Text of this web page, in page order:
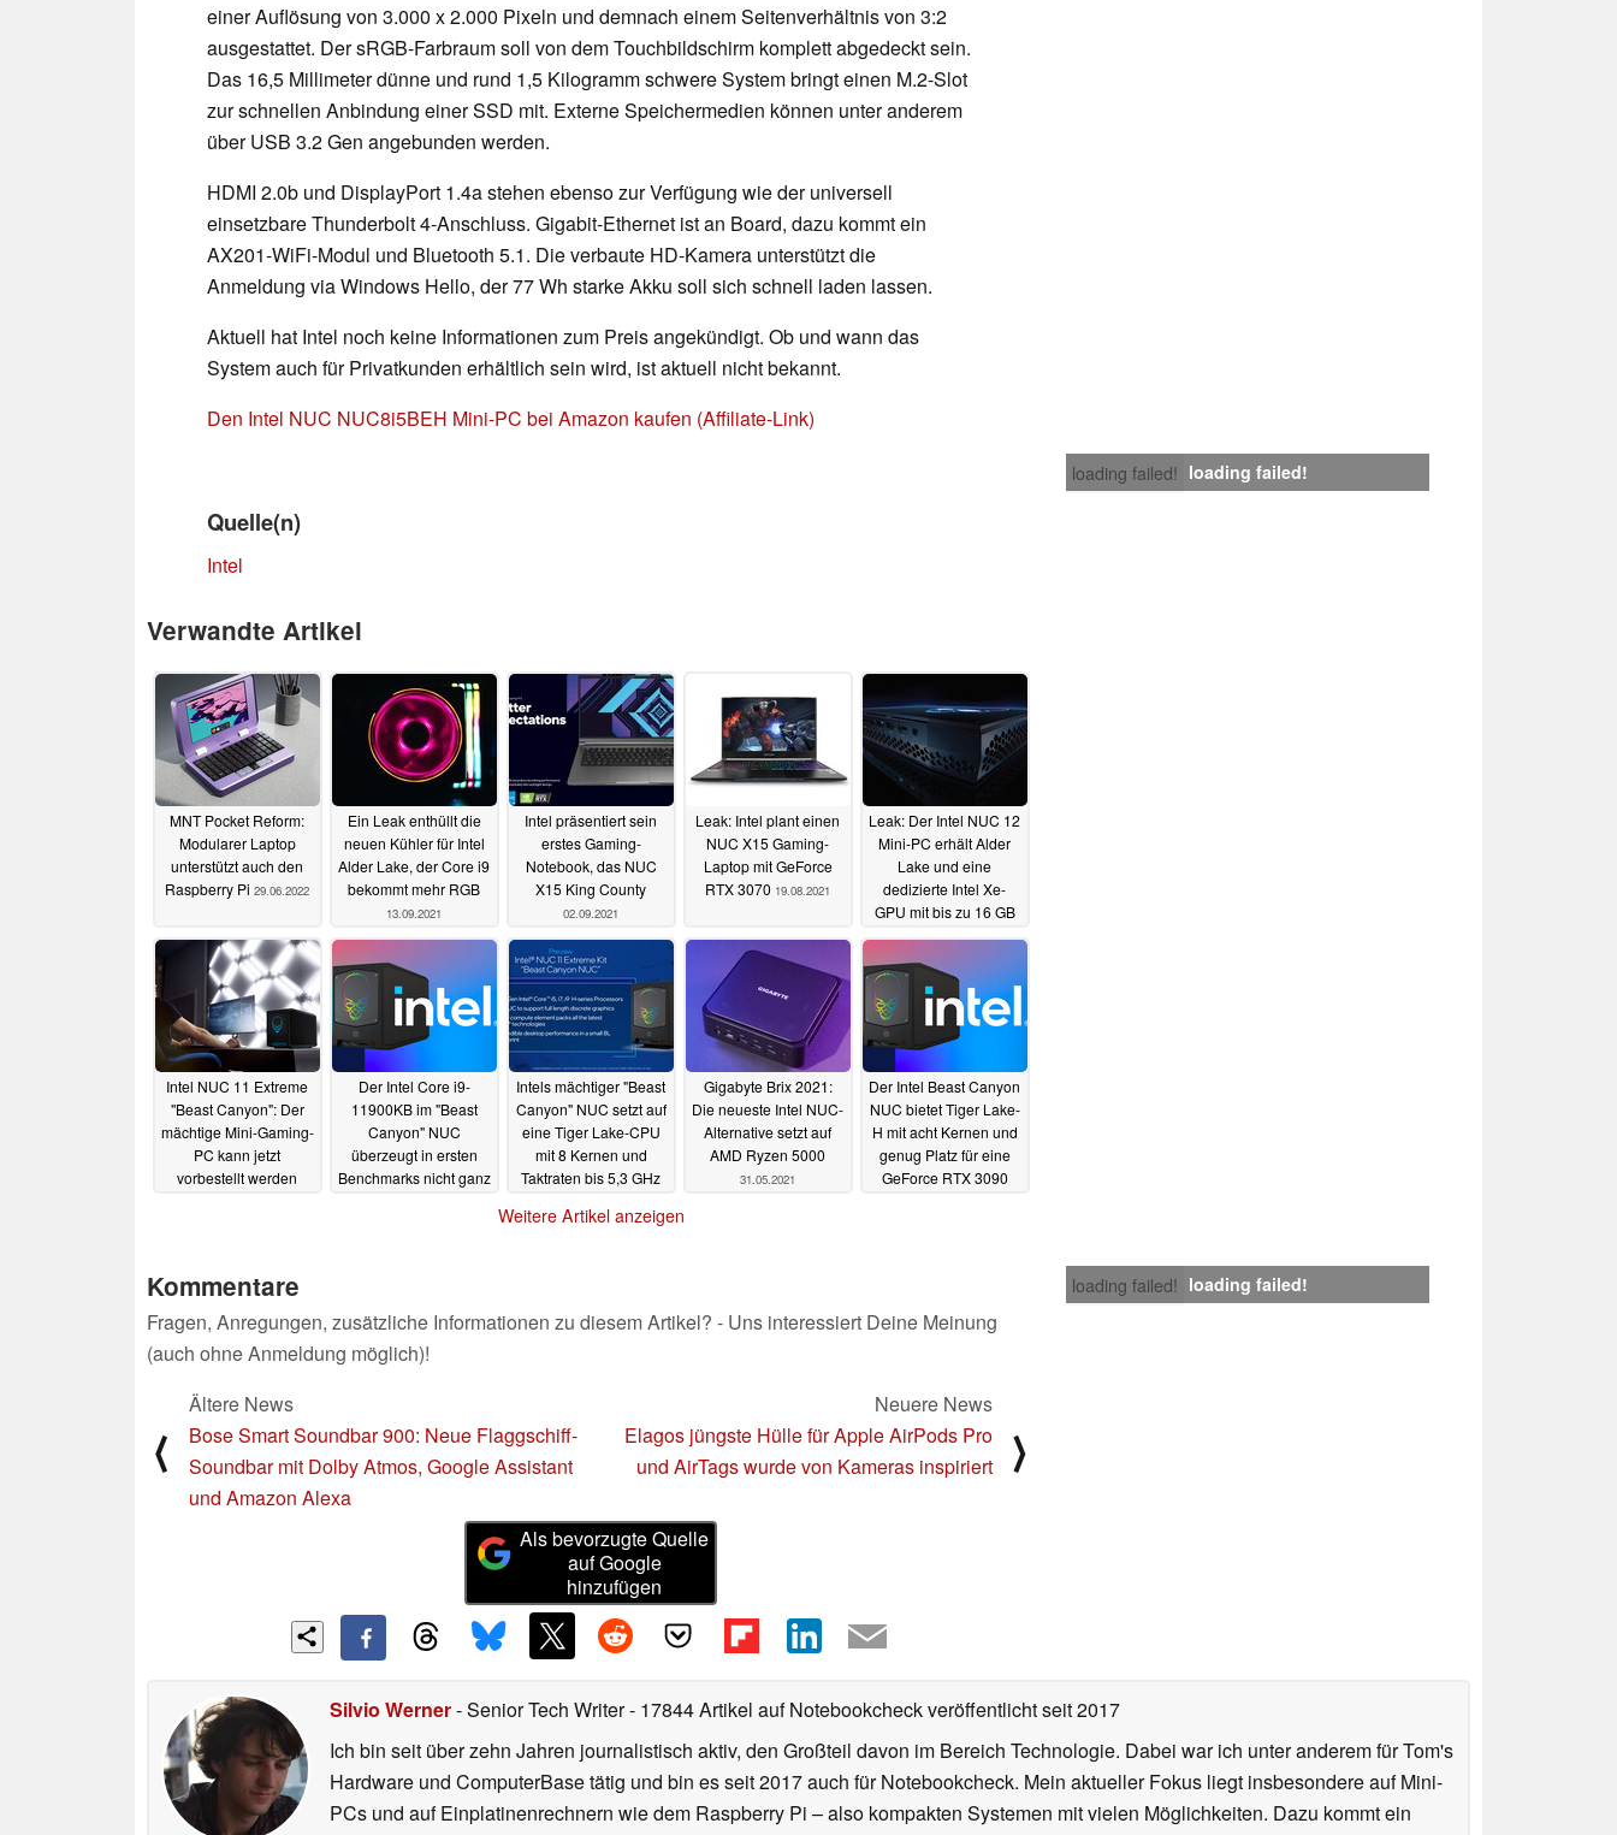
einer Auflösung von 3.000 x 2.000 Pixeln und demnach einem Seitenverhältnis von 3:2
ausgestattet. Der sRGB-Farbraum soll von dem Touchbildschirm komplett abgedeckt sein.
Das 16,5 Millimeter dünne und rund 1,5 Kilogramm schwere System bringt einen M.2-Slot
zur schnellen Anbindung einer SSD mit. Externe Speichermedien können unter anderem
über USB 3.2 Gen angebunden werden.
HDMI 2.0b und DisplayPort 1.4a stehen ebenso zur Verfügung wie der universell
einsetzbare Thunderbolt 4-Anschluss. Gigabit-Ethernet ist an Board, dazu kommt ein
AX201-WiFi-Modul und Bluetooth 5.1. Die verbaute HD-Kamera unterstützt die
Anmeldung via Windows Hello, der 77 Wh starke Akku soll sich schnell laden lassen.
Aktuell hat Intel noch keine Informationen zum Preis angekündigt. Ob und wann das
System auch für Privatkunden erhältlich sein wird, ist aktuell nicht bekannt.
Den Intel NUC NUC8i5BEH Mini-PC bei Amazon kaufen (Affiliate-Link)
loading failed! loading failed!
Quelle(n)
Intel
Verwandte Artikel
MNT Pocket Reform:
Modularer Laptop
unterstützt auch den
Raspberry Pi 29.06.2022
Ein Leak enthüllt die
neuen Kühler für Intel
Alder Lake, der Core i9
bekommt mehr RGB
13.09.2021
Intel präsentiert sein
erstes Gaming-
Notebook, das NUC
X15 King County
02.09.2021
Leak: Intel plant einen
NUC X15 Gaming-
Laptop mit GeForce
RTX 3070 19.08.2021
Leak: Der Intel NUC 12
Mini-PC erhält Alder
Lake und eine
dedizierte Intel Xe-
GPU mit bis zu 16 GB
07.08.2021
Intel NUC 11 Extreme
"Beast Canyon": Der
mächtige Mini-Gaming-
PC kann jetzt
vorbestellt werden
Der Intel Core i9-
11900KB im "Beast
Canyon" NUC
überzeugt in ersten
Benchmarks nicht ganz
Intels mächtiger "Beast
Canyon" NUC setzt auf
eine Tiger Lake-CPU
mit 8 Kernen und
Taktraten bis 5,3 GHz
Gigabyte Brix 2021:
Die neueste Intel NUC-
Alternative setzt auf
AMD Ryzen 5000
31.05.2021
Der Intel Beast Canyon
NUC bietet Tiger Lake-
H mit acht Kernen und
genug Platz für eine
GeForce RTX 3090
Weitere Artikel anzeigen
loading failed! loading failed!
Kommentare
Fragen, Anregungen, zusätzliche Informationen zu diesem Artikel? - Uns interessiert Deine Meinung
(auch ohne Anmeldung möglich)!
⟨
Ältere News
Bose Smart Soundbar 900: Neue Flaggschiff-
Soundbar mit Dolby Atmos, Google Assistant
und Amazon Alexa
Neuere News
Elagos jüngste Hülle für Apple AirPods Pro
und AirTags wurde von Kameras inspiriert
⟩
Als bevorzugte Quelle
auf Google
hinzufügen
Silvio Werner- Senior Tech Writer- 17844 Artikel auf Notebookcheck veröffentlichtseit 2017
Ich bin seit über zehn Jahren journalistisch aktiv, den Großteil davon im Bereich Technologie. Dabei war ich unter anderem für Tom's
Hardware und ComputerBase tätig und bin es seit 2017 auch für Notebookcheck. Mein aktueller Fokus liegt insbesondere auf Mini-
PCs und auf Einplatinenrechnern wie dem Raspberry Pi – also kompakten Systemen mit vielen Möglichkeiten. Dazu kommt ein